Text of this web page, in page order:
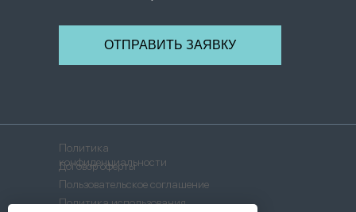
ОТПРАВИТЬ ЗАЯВКУ
Политика
конфиденциальности
Политика использования
Пользовательское соглашение
Договор оферты